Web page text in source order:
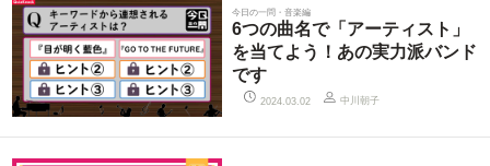
今日の一問・音楽編
6つの曲名で「アーティスト」
を当てよう！あの実力派バンド
です
2024.03.02 中川朝子